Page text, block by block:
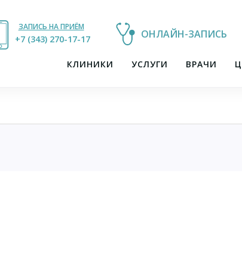
ЗАПИСЬ НА ПРИЁМ
+7 (343) 270-17-21
+7 (343) 270-17-17 ОНЛАЙН-ЗАПИСЬ
КЛИНИКИ УСЛУГИ ВРАЧИ